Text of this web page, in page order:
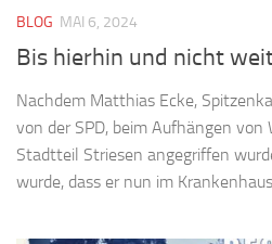
BLOG MAI 6, 2024
Bis hierhin und nicht
Nachdem Matthias Ecke,
von der SPD, beim Aufhängen
Stadtteil Striesen angegriffen
wurde, dass er nun im